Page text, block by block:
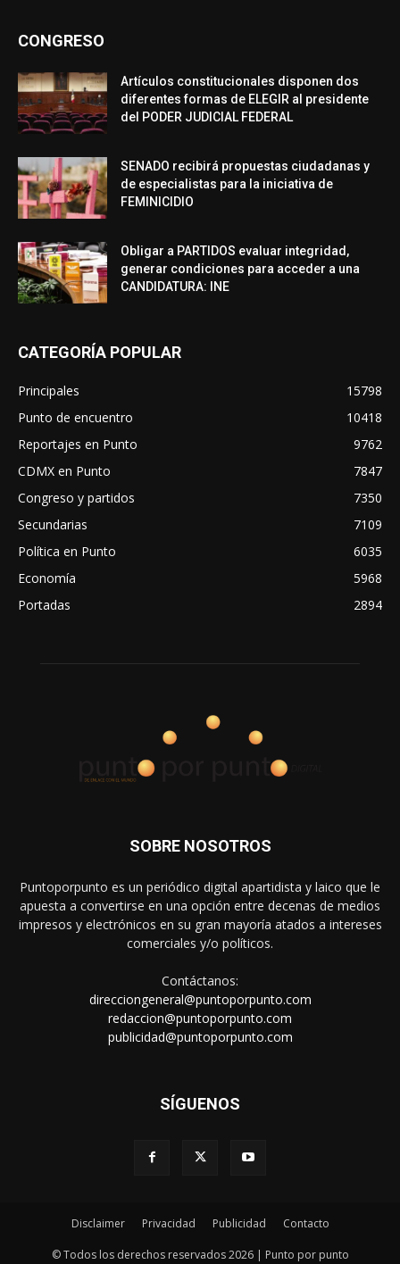
CONGRESO
Artículos constitucionales disponen dos
diferentes formas de ELEGIR al presidente
del PODER JUDICIAL FEDERAL
SENADO recibirá propuestas ciudadanas y
de especialistas para la iniciativa de
FEMINICIDIO
Obligar a PARTIDOS evaluar integridad,
generar condiciones para acceder a una
CANDIDATURA: INE
CATEGORÍA POPULAR
Principales
15798
Punto de encuentro
10418
Reportajes en Punto
9762
CDMX en Punto
7847
Congreso y partidos
7350
Secundarias
7109
Política en Punto
6035
Economía
5968
Portadas
2894
SOBRE NOSOTROS
Puntoporpunto es un periódico digital apartidista y laico que le
apuesta a convertirse en una opción entre decenas de medios
impresos y electrónicos en su gran mayoría atados a intereses
comerciales y/o políticos.
Contáctanos:
direcciongeneral@puntoporpunto.com
redaccion@puntoporpunto.com
publicidad@puntoporpunto.com
SÍGUENOS
Disclaimer Privacidad Publicidad Contacto
© Todos los derechos reservados 2026 | Punto por punto